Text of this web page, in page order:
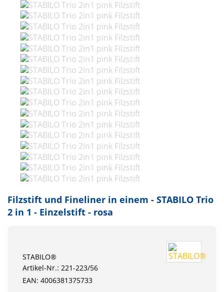
Filzstift und Fineliner in einem - STABILO Trio
2 in 1 - Einzelstift - rosa
STABILO®
Artikel-Nr.: 221-223/56
EAN: 4006381375733